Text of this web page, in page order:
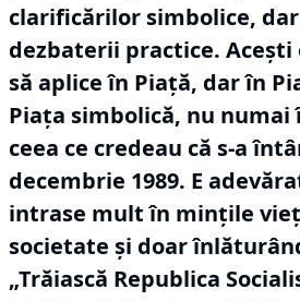
clarificărilor simbolice,
dezbaterii practice. Acești
să aplice în Piață, dar în
Piața simbolică, nu numai
ceea ce credeau că s-a
decembrie 1989. E
intrase mult în mințile
societate și doar
„Trăiască Republica